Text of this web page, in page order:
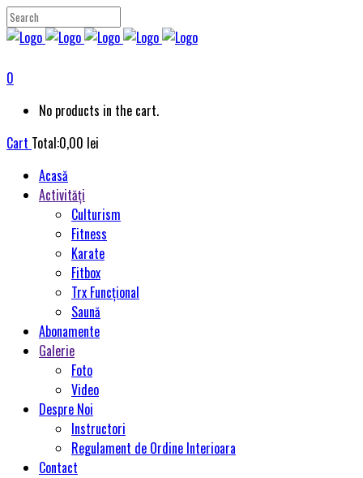
0
No products in the cart.
Cart Total:0,00 lei
Acasă
Activități
Culturism
Fitness
Karate
Fitbox
Trx Funcțional
Saună
Abonamente
Galerie
Foto
Video
Despre Noi
Instructori
Regulament de Ordine Interioara
Contact